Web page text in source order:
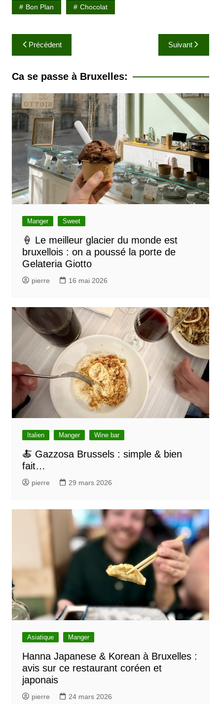
Bon Plan Chocolat
a
v
g
a
t
i
o
n
d
e
c
Précédent Suivant
Ca se passe à Bruxelles:
Manger Sweet
🍦 Le meilleur glacier du monde est
bruxellois : on a poussé la porte de
Gelateria Giotto
pierre 16 mai 2026
Italien Manger Wine bar
🍝 Gazzosa Brussels : simple & bien
fait…
pierre 29 mars 2026
Asiatique Manger
Hanna Japanese & Korean à Bruxelles :
avis sur ce restaurant coréen et
japonais
pierre 24 mars 2026